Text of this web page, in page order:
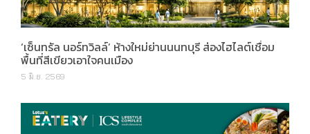
‘เซ็นทรัล นอร์ทวิลล์’ ห้างใหม่ย่านนนทบุรี ส่องไฮไลต์เชื่อม
พื้นที่สีเขียวเอาใจคนเมือง
5 มิ.ย. 2569